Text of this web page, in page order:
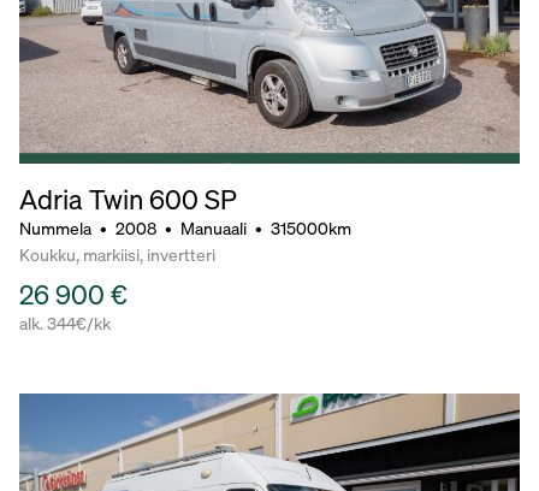
Adria Twin 600 SP
Nummela • 2008 • Manuaali • 315000km
Koukku, markiisi, invertteri
26 900 €
alk. 344€/kk